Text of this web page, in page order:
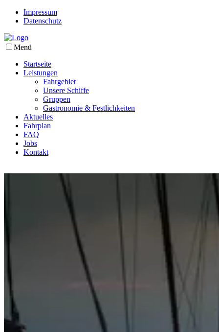
Impressum
Datenschutz
Menü
Startseite
Leistungen
Fahrgebiet
Unsere Schiffe
Gruppen
Gastronomie & Festlichkeiten
Aktuelles
Fahrplan
FAQ
Jobs
Kontakt